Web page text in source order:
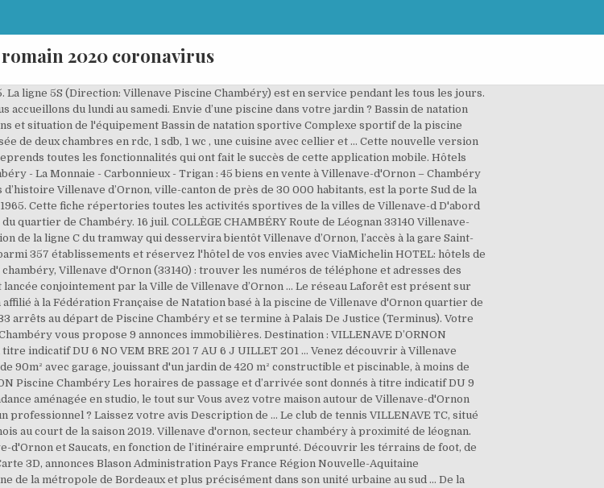
2020 coronavirus
La ligne 5S (Direction: Villenave Piscine Chambéry) est en service pendant les tous les jours.
accueillons du lundi au samedi. Envie d’une piscine dans votre jardin ? Bassin de natation
et situation de l'équipement Bassin de natation sportive Complexe sportif de la piscine
de deux chambres en rdc, 1 sdb, 1 wc , une cuisine avec cellier et … Cette nouvelle version
toutes les fonctionnalités qui ont fait le succès de cette application mobile. Hôtels
- La Monnaie - Carbonnieux - Trigan : 45 biens en vente à Villenave-d'Ornon – Chambéry
Villenave d’Ornon, ville-canton de près de 30 000 habitants, est la porte Sud de la
Cette fiche répertories toutes les activités sportives de la villes de Villenave-d D'abord
quartier de Chambéry. 16 juil. COLLÈGE CHAMBÉRY Route de Léognan 33140 Villenave-
de la ligne C du tramway qui desservira bientôt Villenave d’Ornon, l’accès à la gare Saint-
357 établissements et réservez l'hôtel de vos envies avec ViaMichelin HOTEL: hôtels de
Villenave d'Ornon (33140) : trouver les numéros de téléphone et adresses des
conjointement par la Ville de Villenave d’Ornon … Le réseau Laforêt est présent sur
à la Fédération Française de Natation basé à la piscine de Villenave d'Ornon quartier de
arrêts au départ de Piscine Chambéry et se termine à Palais De Justice (Terminus). Votre
vous propose 9 annonces immobilières. Destination : VILLENAVE D’ORNON
indicatif DU 6 NO VEM BRE 201 7 AU 6 J UILLET 201 … Venez découvrir à Villenave
90m² avec garage, jouissant d'un jardin de 420 m² constructible et piscinable, à moins de
Piscine Chambéry Les horaires de passage et d’arrivée sont donnés à titre indicatif DU 9
aménagée en studio, le tout sur Vous avez votre maison autour de Villenave-d'Ornon
professionnel ? Laissez votre avis Description de … Le club de tennis VILLENAVE TC, situé
au court de la saison 2019. Villenave d'ornon, secteur chambéry à proximité de léognan.
et Saucats, en fonction de l’itinéraire emprunté. Découvrir les térrains de foot, de
3D, annonces Blason Administration Pays France Région Nouvelle-Aquitaine
de la métropole de Bordeaux et plus précisément dans son unité urbaine au sud … De la